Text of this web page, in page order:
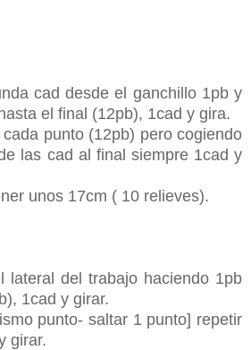
cad desde el ganchillo 1pb y
el final (12pb), 1cad y gira.
punto (12pb) pero cogiendo
las cad al final siempre 1cad y
unos 17cm ( 10 relieves).
lateral del trabajo haciendo 1pb
1cad y girar.
punto- saltar 1 punto] repetir
girar.